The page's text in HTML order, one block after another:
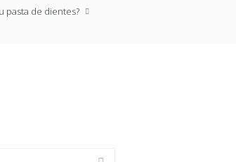
pasta de dientes?